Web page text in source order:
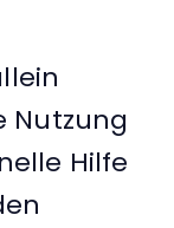
Nutzung
Hilfe